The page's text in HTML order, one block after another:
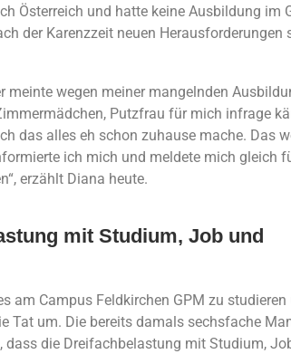
Österreich und hatte keine Ausbildung im
der Karenzzeit neuen
meinte wegen meiner mangelnden
Putzfrau für mich infrage
das alles eh schon zuhause mache. Das
ich mich und meldete mich gleich
erzählt Diana heute.
mit Studium, Job und
am Campus Feldkirchen GPM zu studieren
Tat um. Die bereits damals sechsfache
dass die Dreifachbelastung mit Studium,